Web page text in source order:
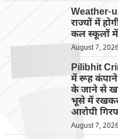
Weather-
राज्यों में
कल स्कूलों
August 7, 2026
Pilibhit
में रूह कंपाने
के जाने से
भूसे में रखकर
आरोपी
August 7, 2026